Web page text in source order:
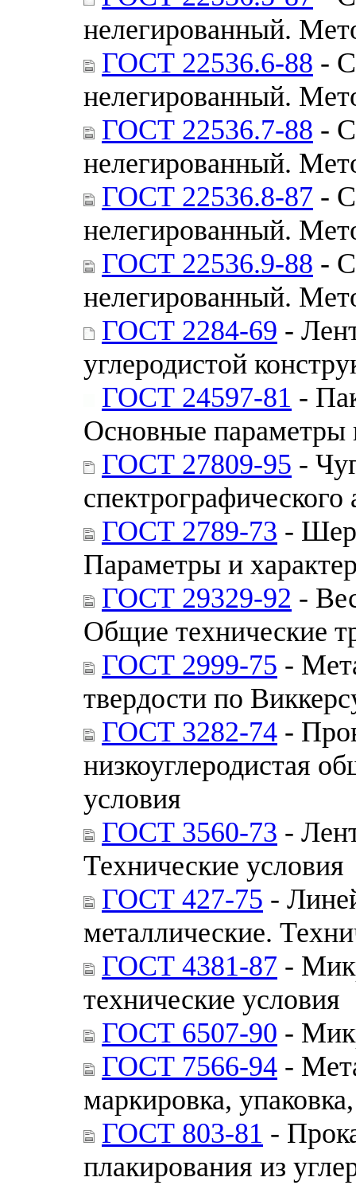
нелегированный.
ГОСТ 22536.6-88 -
нелегированный.
ГОСТ 22536.7-88 -
нелегированный.
ГОСТ 22536.8-87 -
нелегированный.
ГОСТ 22536.9-88 -
нелегированный.
ГОСТ 2284-69 -
углеродистой
ГОСТ 24597-81 -
Основные параметры
ГОСТ 27809-95 -
спектрографического
ГОСТ 2789-73 -
Параметры и
ГОСТ 29329-92 -
Общие технические
ГОСТ 2999-75 -
твердости по
ГОСТ 3282-74 -
низкоуглеродистая
условия
ГОСТ 3560-73 -
Технические условия
ГОСТ 427-75 -
металлические.
ГОСТ 4381-87 -
технические условия
ГОСТ 6507-90 -
ГОСТ 7566-94 -
маркировка,
ГОСТ 803-81 -
плакирования из